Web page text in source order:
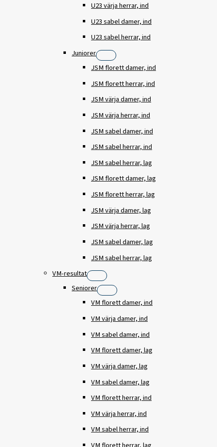
U23 värja herrar, ind
U23 sabel damer, ind
U23 sabel herrar, ind
Juniorer
JSM florett damer, ind
JSM florett herrar, ind
JSM värja damer, ind
JSM värja herrar, ind
JSM sabel damer, ind
JSM sabel herrar, ind
JSM sabel herrar, lag
JSM florett damer, lag
JSM florett herrar, lag
JSM värja damer, lag
JSM värja herrar, lag
JSM sabel damer, lag
JSM sabel herrar, lag
VM-resultat
Seniorer
VM florett damer, ind
VM värja damer, ind
VM sabel damer, ind
VM florett damer, lag
VM värja damer, lag
VM sabel damer, lag
VM florett herrar, ind
VM värja herrar, ind
VM sabel herrar, ind